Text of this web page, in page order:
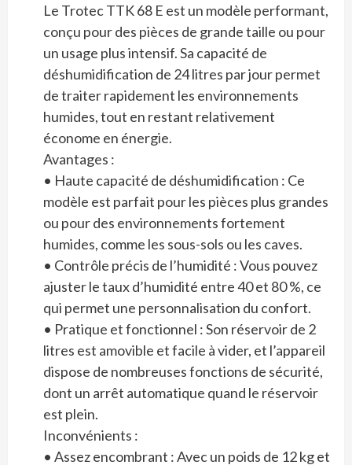
Le Trotec TTK 68 E est un modèle performant,
conçu pour des pièces de grande taille ou pour
un usage plus intensif. Sa capacité de
déshumidification de 24 litres par jour permet
de traiter rapidement les environnements
humides, tout en restant relativement
économe en énergie.
Avantages :
• Haute capacité de déshumidification : Ce
modèle est parfait pour les pièces plus grandes
ou pour des environnements fortement
humides, comme les sous-sols ou les caves.
• Contrôle précis de l’humidité : Vous pouvez
ajuster le taux d’humidité entre 40 et 80 %, ce
qui permet une personnalisation du confort.
• Pratique et fonctionnel : Son réservoir de 2
litres est amovible et facile à vider, et l’appareil
dispose de nombreuses fonctions de sécurité,
dont un arrêt automatique quand le réservoir
est plein.
Inconvénients :
• Assez encombrant : Avec un poids de 12 kg et